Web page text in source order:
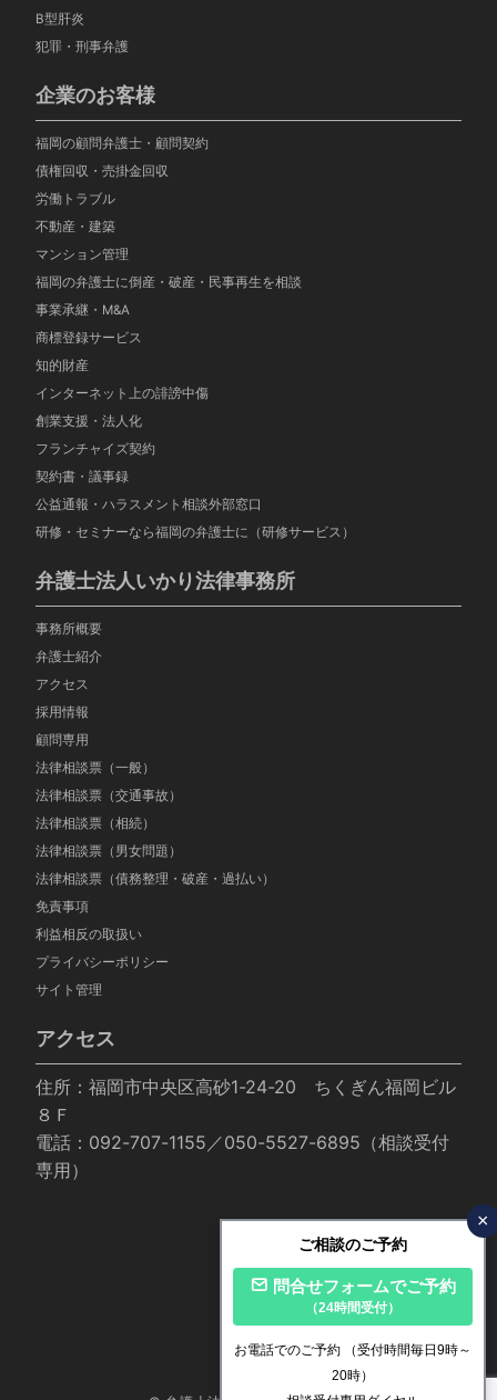
B型肝炎
犯罪・刑事弁護
企業のお客様
福岡の顧問弁護士・顧問契約
債権回収・売掛金回収
労働トラブル
不動産・建築
マンション管理
福岡の弁護士に倒産・破産・民事再生を相談
事業承継・M&A
商標登録サービス
知的財産
インターネット上の誹謗中傷
創業支援・法人化
フランチャイズ契約
契約書・議事録
公益通報・ハラスメント相談外部窓口
研修・セミナーなら福岡の弁護士に（研修サービス）
弁護士法人いかり法律事務所
事務所概要
弁護士紹介
アクセス
採用情報
顧問専用
法律相談票（一般）
法律相談票（交通事故）
法律相談票（相続）
法律相談票（男女問題）
法律相談票（債務整理・破産・過払い）
免責事項
利益相反の取扱い
プライバシーポリシー
サイト管理
アクセス
住所：福岡市中央区高砂1-24-20 ちくぎん福岡ビル
８Ｆ
電話：092-707-1155／050-5527-6895（相談受付
専用）
ご相談のご予約
×
問合せフォームでご予約
（24時間受付）
お電話でのご予約
（受付時間毎日9時～
20時）